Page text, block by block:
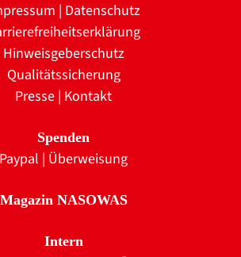
| Datenschutz
Hinweisgeberschutz
Qualitätssicherung
Presse | Kontakt
Spenden
Paypal | Überweisung
Magazin NASOWAS
Intern